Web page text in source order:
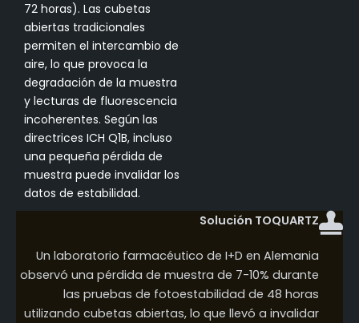
72 horas). Las cubetas
abiertas tradicionales
permiten el intercambio de
aire, lo que provoca la
degradación de la muestra
y lecturas de fluorescencia
incoherentes. Según las
directrices ICH Q1B, incluso
una pequeña pérdida de
muestra puede invalidar los
datos de estabilidad.
Solución TOQUARTZ
Un laboratorio farmacéutico de I+D en Alemania
observó una pérdida de muestra de 7-10% durante
las pruebas de fotoestabilidad de 48 horas
utilizando cubetas abiertas, lo que llevó a invalidar